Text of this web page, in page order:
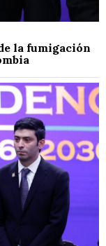
la fumigación